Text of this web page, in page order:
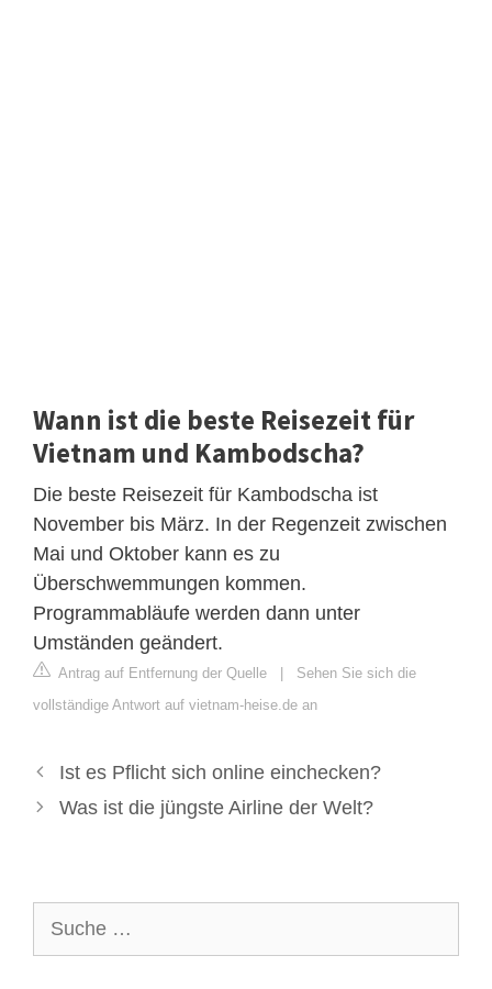
Wann ist die beste Reisezeit für
Vietnam und Kambodscha?
Die beste Reisezeit für Kambodscha ist
November bis März. In der Regenzeit zwischen
Mai und Oktober kann es zu
Überschwemmungen kommen.
Programmabläufe werden dann unter
Umständen geändert.
Antrag auf Entfernung der Quelle | Sehen Sie sich die
vollständige Antwort auf vietnam-heise.de an
Ist es Pflicht sich online einchecken?
Was ist die jüngste Airline der Welt?
nach: